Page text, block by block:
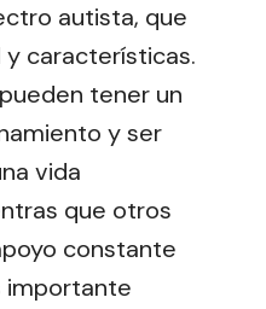
autista, que
características.
tener un
y ser
vida
que otros
constante
importante